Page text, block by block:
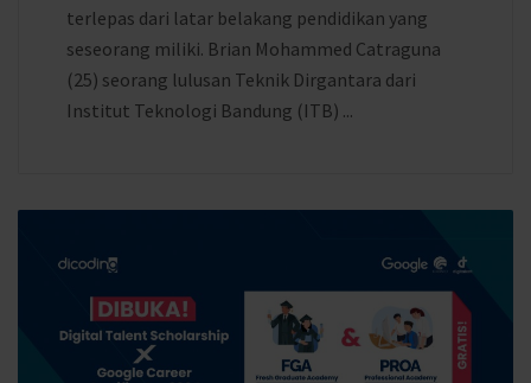
terlepas dari latar belakang pendidikan yang
seseorang miliki. Brian Mohammed Catraguna
(25) seorang lulusan Teknik Dirgantara dari
Institut Teknologi Bandung (ITB) ...